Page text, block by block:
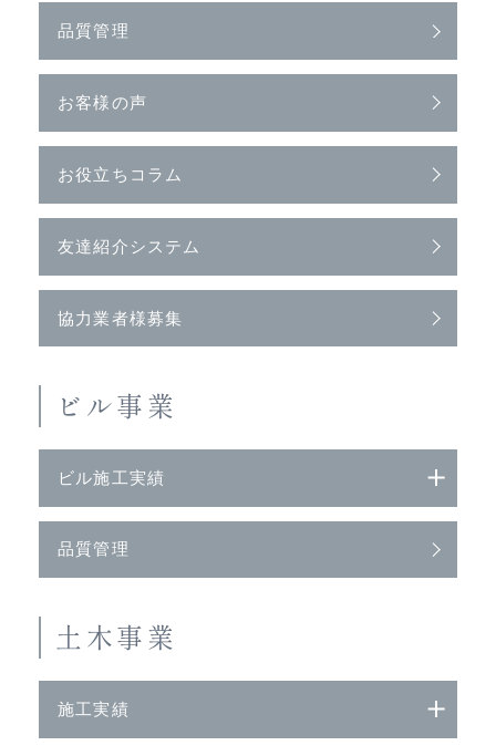
品質管理
お客様の声
お役立ちコラム
友達紹介システム
協力業者様募集
ビル事業
ビル施工実績
品質管理
土木事業
施工実績